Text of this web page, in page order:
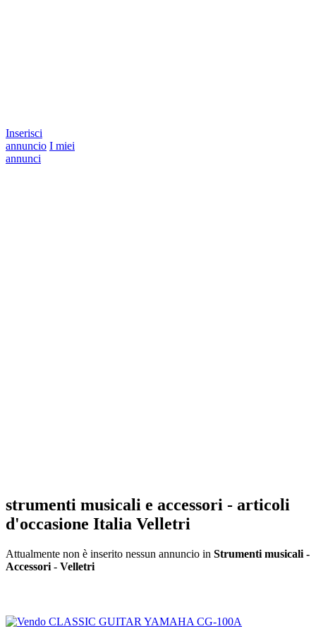
Inserisci
annuncio I miei
annunci
strumenti musicali e accessori - articoli
d'occasione Italia Velletri
Attualmente non è inserito nessun annuncio in Strumenti musicali -
Accessori - Velletri